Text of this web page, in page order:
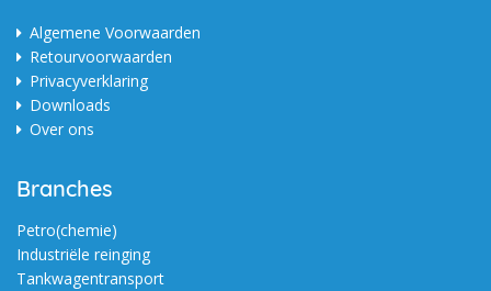
Algemene Voorwaarden
Retourvoorwaarden
Privacyverklaring
Downloads
Over ons
Branches
Petro(chemie)
Industriële reinging
Tankwagentransport